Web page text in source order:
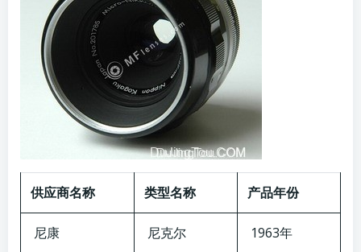
供应商名称 类型名称 产品年份
尼康 尼克尔 1963年